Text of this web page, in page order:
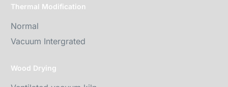
Thermal Modification
Normal
Vacuum Intergrated
Wood Drying